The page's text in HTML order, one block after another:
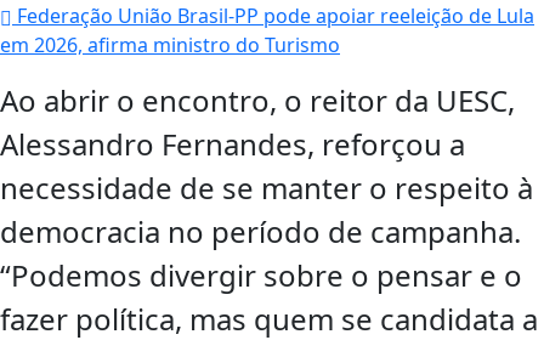
Federação União Brasil-PP pode apoiar reeleição de Lula
em 2026, afirma ministro do Turismo
Ao abrir o encontro, o reitor da UESC,
Alessandro Fernandes, reforçou a
necessidade de se manter o respeito à
democracia no período de campanha.
“Podemos divergir sobre o pensar e o
fazer política, mas quem se candidata a